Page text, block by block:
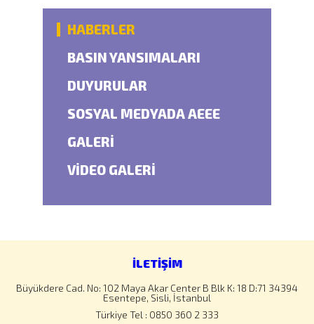
HABERLER
BASIN YANSIMALARI
DUYURULAR
SOSYAL MEDYADA AEEE
GALERİ
VİDEO GALERİ
İLETİŞİM
Büyükdere Cad. No: 102 Maya Akar Center B Blk K: 18 D:71 34394
Esentepe, Sisli, İstanbul
Türkiye Tel : 0850 360 2 333